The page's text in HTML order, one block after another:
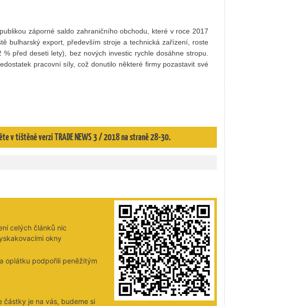
záporné saldo zahraničního obchodu, které v roce 2017
bulharský export, především stroje a technická zařízení, roste
před deseti lety), bez nových investic rychle dosáhne stropu.
pracovní síly, což donutilo některé firmy pozastavit své
v tištěné verzi TRADE NEWS 3 / 2018 na straně 28-30.
celých článků nic
okny
oplátku podpořili peněžitým
částky je na vás, budeme si